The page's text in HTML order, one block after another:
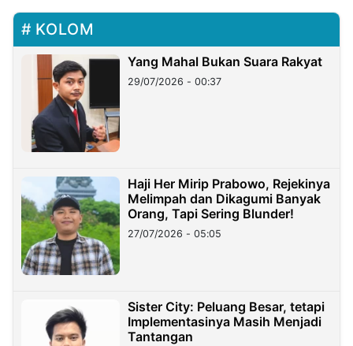
KOLOM
Yang Mahal Bukan Suara Rakyat
29/07/2026 - 00:37
Haji Her Mirip Prabowo, Rejekinya
Melimpah dan Dikagumi Banyak
Orang, Tapi Sering Blunder!
27/07/2026 - 05:05
Sister City: Peluang Besar, tetapi
Implementasinya Masih Menjadi
Tantangan